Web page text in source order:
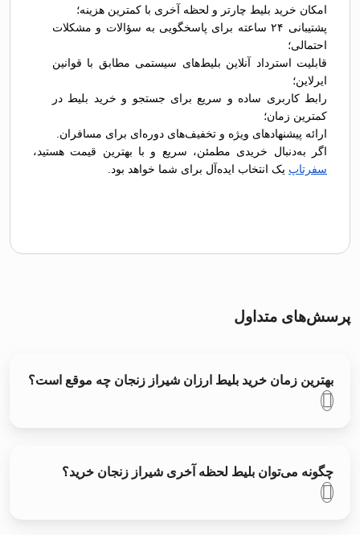
امکان خرید بلیط چارتر و لحظه آخری با کمترین هزینه؛
پشتیبانی ۲۴ ساعته برای پاسخگویی به سؤالات و مشکلات
احتمالی؛
قابلیت استرداد آنلاین بلیط‌های سیستمی مطابق با قوانین
ایرلاین؛
رابط کاربری ساده و سریع برای جستجو و خرید بلیط در
کمترین زمان؛
ارائه پیشنهادهای ویژه و تخفیف‌های دوره‌ای برای مسافران.
اگر به‌دنبال خریدی مطمئن، سریع و با بهترین قیمت هستید،
سفرتاپ یک انتخاب ایده‌آل برای شما خواهد بود.
پرسش‌های متداول
بهترین زمان خرید بلیط ارزان شیراز زنجان چه موقع است؟
چگونه می‌توان بلیط لحظه آخری شیراز زنجان خرید؟